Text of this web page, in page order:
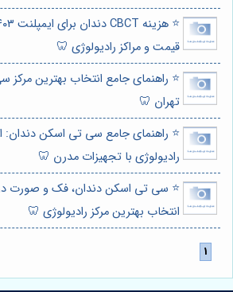
قیمت و مراکز رادیولوژی 🦷
⭐️ راهنمای جامع انتخاب بهترین
تهران 🦷
⭐️ راهنمای جامع سی تی اسکن دندان:
رادیولوژی با تجهیزات مدرن 🦷
⭐️ سی تی اسکن دندان، فک و صورت در
انتخاب بهترین مرکز رادیولوژی 🦷